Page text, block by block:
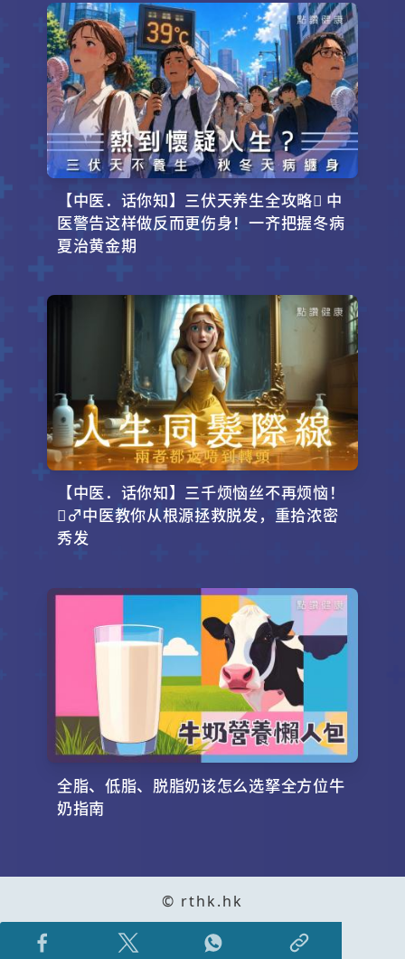
胶」，他更会教大家浸泡花胶的窍
门，如何让乾的花胶浸发得又快又
好，更可去除花胶的腥味。还有注册
中医何慧洁医师大家从中医角度，讲
解花胶的营养价值。当然少不了两位
嘉宾，余香凝 Jennifer和脑神经科专
科医生苏蔼欣医生， 与大家一同讲饮
讲食。
【中医．话你知】三伏天养生全攻略 中
医警告这样做反而更伤身！一齐把握冬病
夏治黄金期
【中医．话你知】三千烦恼丝不再烦恼！
‍♂️中医教你从根源拯救脱发，重拾浓密
秀发
全脂、低脂、脱脂奶该怎么选拏全方位牛
奶指南
© rthk.hk